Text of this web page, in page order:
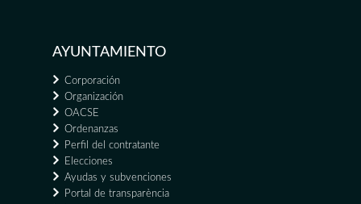
AYUNTAMIENTO
Corporación
Organización
OACSE
Ordenanzas
Perfil del contratante
Elecciones
Ayudas y subvenciones
Portal de transparència